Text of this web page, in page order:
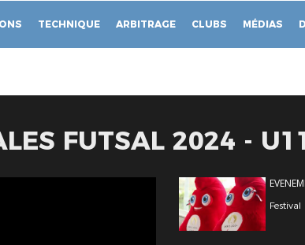
TECHNIQUE ARBITRAGE CLUBS MÉDIAS
FUTSAL 2024 -